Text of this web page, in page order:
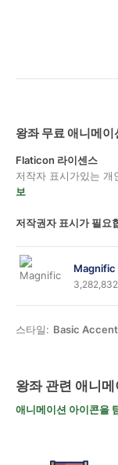
왕좌 무료 애니메이
Flaticon 라이센스
저작자 표시가있는 개
보
저작권자 표시가 필요
Magnific
스타일: Basic
왕좌 관련 애니
애니메이션 아이콘을